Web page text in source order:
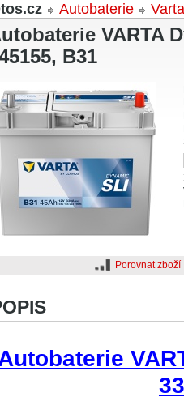
Autobaterie
VARTA
B31
Porovnat zboží